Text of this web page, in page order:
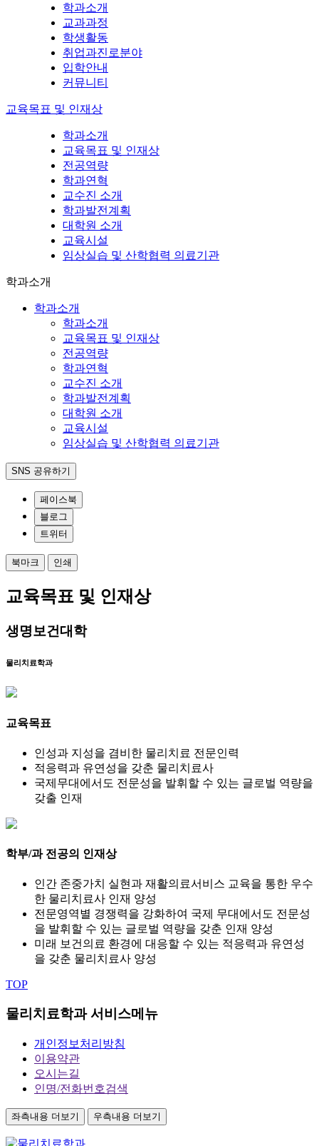
학과소개
교과과정
학생활동
취업과진로분야
입학안내
커뮤니티
교육목표 및 인재상
학과소개
교육목표 및 인재상
전공역량
학과연혁
교수진 소개
학과발전계획
대학원 소개
교육시설
임상실습 및 산학협력 의료기관
학과소개
학과소개
학과소개
교육목표 및 인재상
전공역량
학과연혁
교수진 소개
학과발전계획
대학원 소개
교육시설
임상실습 및 산학협력 의료기관
SNS 공유하기
페이스북
블로그
트위터
북마크 인쇄
교육목표 및 인재상
생명보건대학
물리치료학과
교육목표
인성과 지성을 겸비한 물리치료 전문인력
적응력과 유연성을 갖춘 물리치료사
국제무대에서도 전문성을 발휘 할 수 있는 글로벌 역량을
갖출 인재
학부/과 전공의 인재상
인간 존중가치 실현과 재활의료서비스 교육을 통한 우수
한 물리치료사 인재 양성
전문영역별 경쟁력을 강화하여 국제 무대에서도 전문성
을 발휘 할 수 있는 글로벌 역량을 갖춘 인재 양성
미래 보건의료 환경에 대응할 수 있는 적응력과 유연성
을 갖춘 물리치료사 양성
TOP
물리치료학과 서비스메뉴
개인정보처리방침
이용약관
오시는길
인명/전화번호검색
좌측내용 더보기 우측내용 더보기